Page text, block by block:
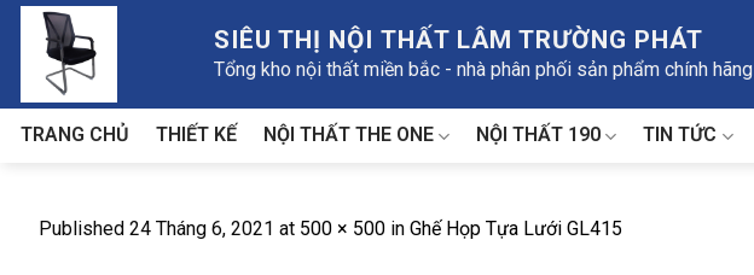
Skip
content
SIÊU THỊ NỘI THẤT LÂM TRƯỜNG PHÁT
Tổng kho nội thất miền bắc - nhà phân phối sản phẩm chính hãng
TRANG CHỦ THIẾT KẾ NỘI THẤT THE ONE NỘI THẤT 190 TIN TỨC
Published 24 Tháng 6, 2021 at 500 × 500 in Ghế Họp Tựa Lưới GL415